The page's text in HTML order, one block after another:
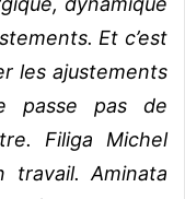
Et c’est
les ajustements
passe pas de
Filiga Michel
Aminata